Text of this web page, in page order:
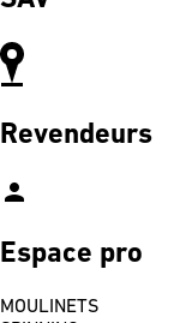
Revendeurs
person
Espace pro
MOULINETS